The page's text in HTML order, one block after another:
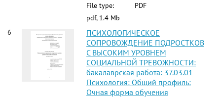
File type:
PDF
pdf, 1.4 Mb
6
ПСИХОЛОГИЧЕСКОЕ
СОПРОВОЖДЕНИЕ ПОДРОСТКОВ
С ВЫСОКИМ УРОВНЕМ
СОЦИАЛЬНОЙ ТРЕВОЖНОСТИ:
бакалаврская работа: 37.03.01
Психология: Общий профиль:
Очная форма обучения